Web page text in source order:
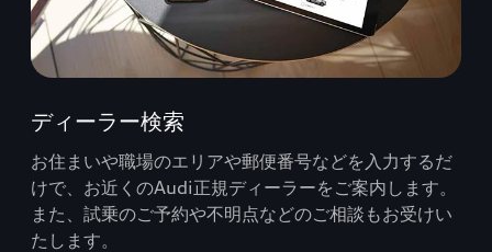
ディーラー検索
お住まいや職場のエリアや郵便番号などを入力するだ
けで、お近くのAudi正規ディーラーをご案内します。
また、試乗のご予約や不明点などのご相談もお受けい
たします。